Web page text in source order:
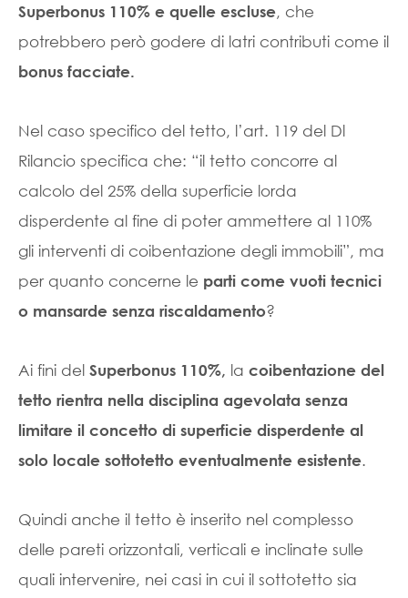
Superbonus 110% e quelle escluse, che
potrebbero però godere di latri contributi come il
bonus facciate.
Nel caso specifico del tetto, l’art. 119 del Dl
Rilancio specifica che: “il tetto concorre al
calcolo del 25% della superficie lorda
disperdente al fine di poter ammettere al 110%
gli interventi di coibentazione degli immobili”, ma
per quanto concerne le parti come vuoti tecnici
o mansarde senza riscaldamento?
Ai fini del Superbonus 110%, la coibentazione del
tetto rientra nella disciplina agevolata senza
limitare il concetto di superficie disperdente al
solo locale sottotetto eventualmente esistente.
Quindi anche il tetto è inserito nel complesso
delle pareti orizzontali, verticali e inclinate sulle
quali intervenire, nei casi in cui il sottotetto sia